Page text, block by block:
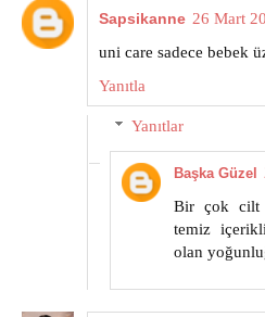
Sapsikanne 26 Mart
uni care sadece bebek
Yanıtla
Yanıtlar
Başka Güzel
Bir çok cilt
temiz
olan